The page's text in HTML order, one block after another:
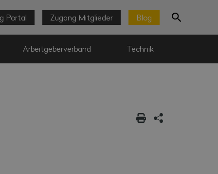
Portal Zugang Mitglieder Blog
Arbeitgeberverband Technik